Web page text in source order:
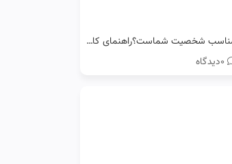
کدام مدل ماشین رنو مناسب شخصیت شماست؟راهنمای کامل انتخاب خودرو
0دیدگاه